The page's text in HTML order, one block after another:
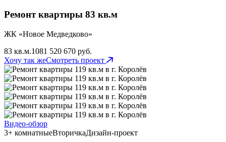
Ремонт квартиры 83 кв.м
ЖК «Новое Медведково»
83 кв.м.1081 520 670 руб.
Хочу так жеСмотреть проект
Видео-обзор
3+ комнатныеВторичкаДизайн-проект